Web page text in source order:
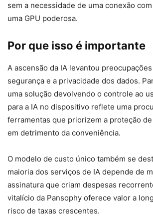
sem a necessidade de uma conexão
uma GPU poderosa.
Por que isso é importante
A ascensão da IA levantou
segurança e a privacidade dos dados.
uma solução devolvendo o controle ao
para a IA no dispositivo reflete uma
ferramentas que priorizem a proteção
em detrimento da conveniência.
O modelo de custo único também se
maioria dos serviços de IA depende de
assinatura que criam despesas
vitalício da Pansophy oferece valor a
risco de taxas crescentes.